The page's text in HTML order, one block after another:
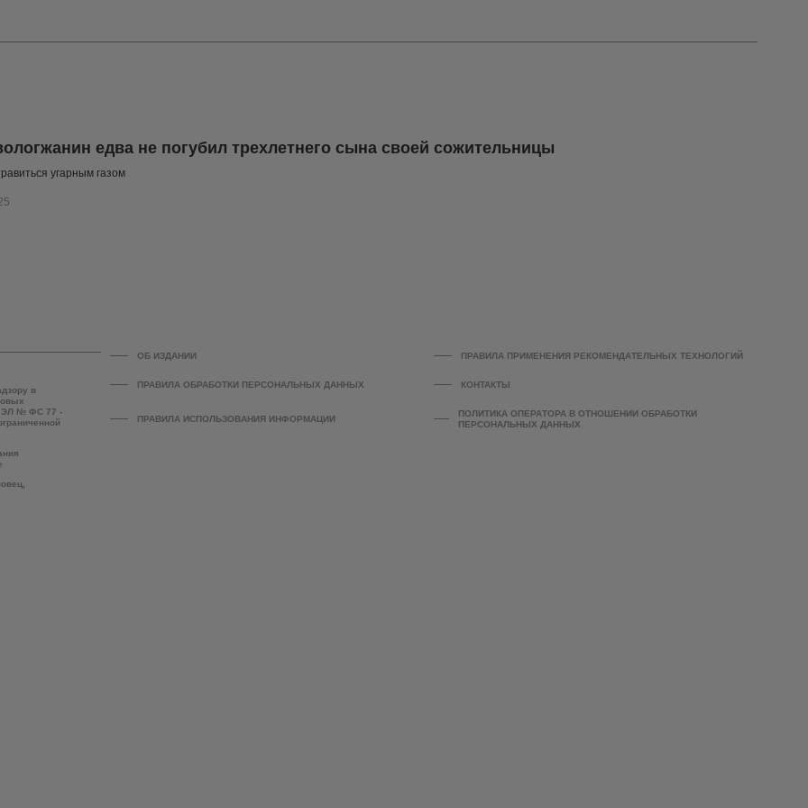
едва не погубил трехлетнего сына своей сожительницы
угарным газом
в
ЭЛ № ФС 77 -
ОБ ИЗДАНИИ ПРАВИЛА ПРИМЕНЕНИЯ РЕКОМЕНДАТЕЛЬНЫХ ТЕХНОЛОГИЙ
ПРАВИЛА ОБРАБОТКИ ПЕРСОНАЛЬНЫХ ДАННЫХ КОНТАКТЫ
ПРАВИЛА ИСПОЛЬЗОВАНИЯ ИНФОРМАЦИИ
ПОЛИТИКА ОПЕРАТОРА В ОТНОШЕНИИ ОБРАБОТКИ
ПЕРСОНАЛЬНЫХ ДАННЫХ